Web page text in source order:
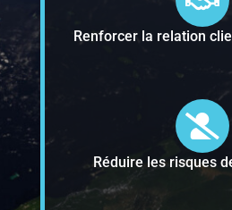
Renforcer la relation
Réduire les risques